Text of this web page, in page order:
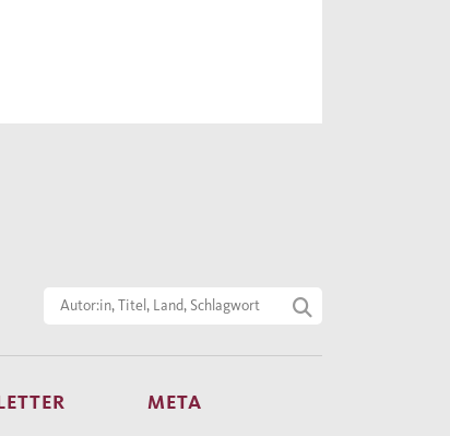
META